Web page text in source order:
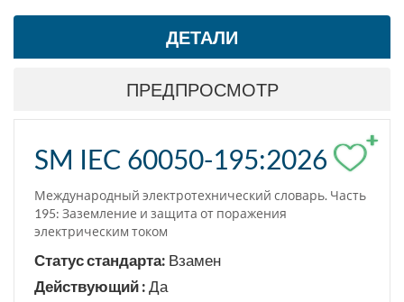
ДЕТАЛИ
ПРЕДПРОСМОТР
+
SM IEC 60050-195:2026
Международный электротехнический словарь. Часть
195: Заземление и защита от поражения
электрическим током
Статус стандарта: Взамен
Действующий :Да